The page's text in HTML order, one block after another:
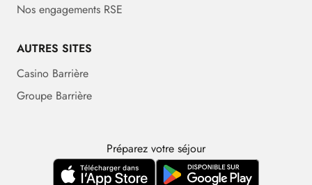
Nos engagements RSE
AUTRES SITES
Casino Barrière
Groupe Barrière
Préparez votre séjour